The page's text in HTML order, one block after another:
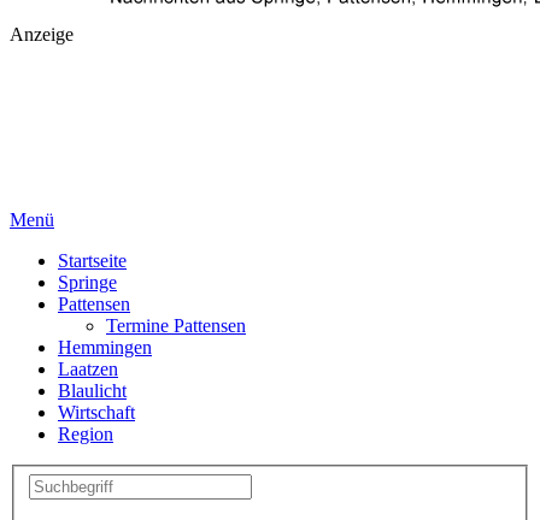
Anzeige
Menü
Startseite
Springe
Pattensen
Termine Pattensen
Hemmingen
Laatzen
Blaulicht
Wirtschaft
Region